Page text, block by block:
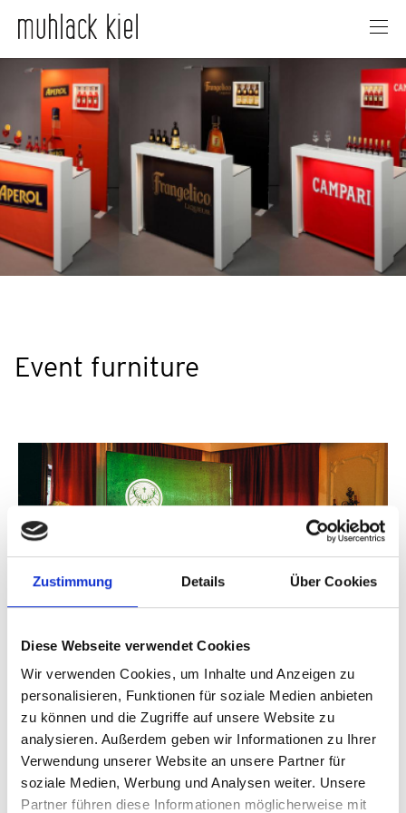
Zustimmung Details Über Cookies
Diese Webseite verwendet Cookies
Wir verwenden Cookies, um Inhalte und Anzeigen zu
personalisieren, Funktionen für soziale Medien anbieten
zu können und die Zugriffe auf unsere Website zu
analysieren. Außerdem geben wir Informationen zu Ihrer
Verwendung unserer Website an unsere Partner für
soziale Medien, Werbung und Analysen weiter. Unsere
Partner führen diese Informationen möglicherweise mit
Event furniture
PDI-11, photo: Mila Zytka, www.goodlifecrew.de
Many mistakes are unpardonable – especially if the